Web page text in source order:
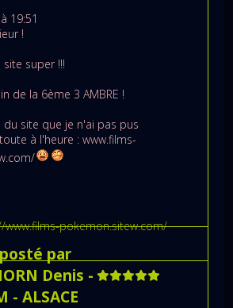
19:51
!
site super !!!
de la 6ème 3 AMBRE !
du site que je n'ai pas pus
à l'heure : www.films-
www.films-pokemon.sitew.com/
par
Denis -
- ALSACE